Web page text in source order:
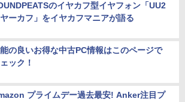
のイヤカフ型イヤフォン「UU2
ーカフ」をイヤカフマニアが語る
の良いお得な中古PC情報はこのページで
ック！
プライムデー過去最安! Anker注目プ